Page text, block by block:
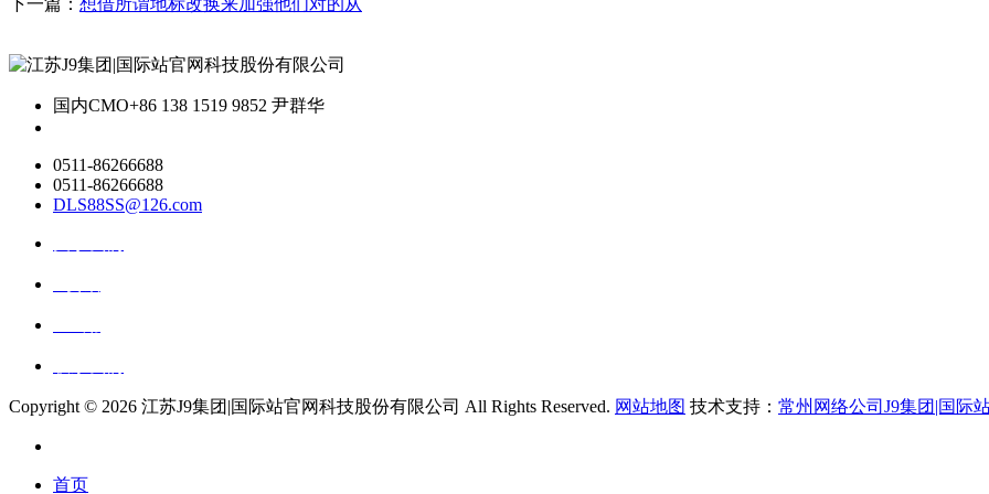
下一篇： 想借所谓地标改换来加强他们对的从
国内CMO+86 138 1519 9852 尹群华
0511-86266688
0511-86266688
DLS88SS@126.com
Copyright © 2026 江苏J9集团|国际站官网科技股份有限公司 All Rights Reserved. 网站地图 技术支持： 常州网络公司J9集团|国际
首页